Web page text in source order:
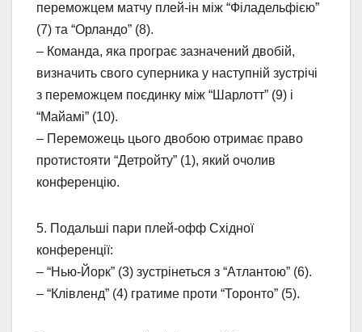
переможцем матчу плей-ін між “Філадельфією”
(7) та “Орландо” (8).
– Команда, яка програє зазначений двобій,
визначить свого суперника у наступній зустрічі
з переможцем поєдинку між “Шарлотт” (9) і
“Майамі” (10).
– Переможець цього двобою отримає право
протистояти “Детройту” (1), який очолив
конференцію.
5. Подальші пари плей-офф Східної
конференції:
– “Нью-Йорк” (3) зустрінеться з “Атлантою” (6).
– “Клівленд” (4) гратиме проти “Торонто” (5).